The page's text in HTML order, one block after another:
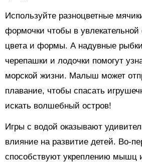
Используйте разноцветные
формочки чтобы в
цвета и формы. А надувные
черепашки и лодочки помогут
морской жизни. Малыш может
плавание, чтобы спасать
искать волшебный остров!
Игры с водой оказывают
влияние на развитие детей. Во-
способствуют укреплению мышц